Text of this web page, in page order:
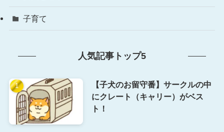
子育て
人気記事トップ5
【子犬のお留守番】サークルの中
にクレート（キャリー）がベス
ト！